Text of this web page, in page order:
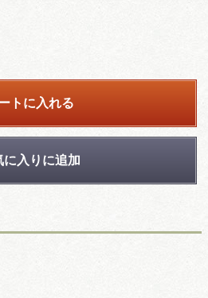
トに入れる
に入りに追加